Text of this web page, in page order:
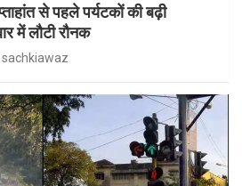
से पहले पर्यटकों की बढ़ी
में लौटी रौनक
sachkiawaz